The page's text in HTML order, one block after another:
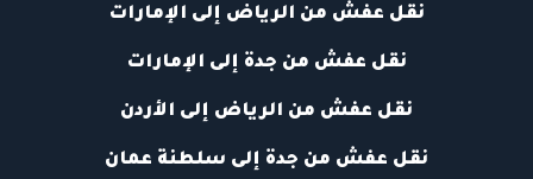
نقل عفش من الرياض إلى الإمارات
نقل عفش من جدة إلى الإمارات
نقل عفش من الرياض إلى الأردن
نقل عفش من جدة إلى سلطنة عمان